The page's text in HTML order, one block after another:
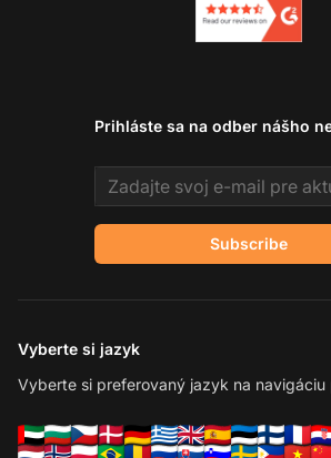
Prihláste sa na odber nášho
Email address
Subscribe
Vyberte si jazyk
Vyberte si preferovaný jazyk na navigáciu